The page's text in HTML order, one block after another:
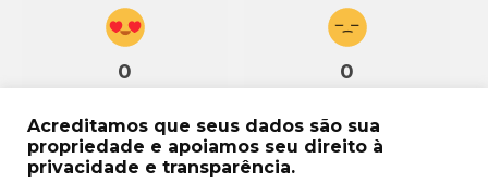
0 0
Acreditamos que seus dados são sua
propriedade e apoiamos seu direito à
privacidade e transparência.